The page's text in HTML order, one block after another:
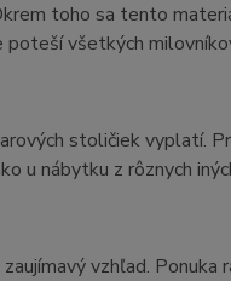
toho sa tento
všetkých
stoličiek vyplatí.
u nábytku z rôznych
vzhľad.